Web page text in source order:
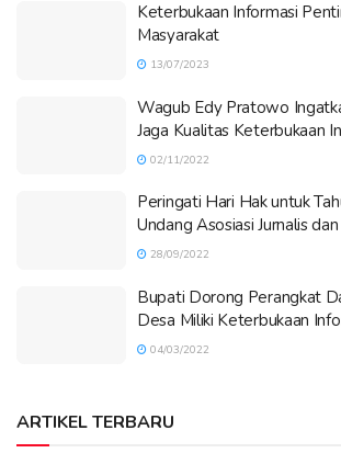
Keterbukaan Informasi
Masyarakat
13/07/2023
Wagub Edy Pratowo
Jaga Kualitas Keterbukaan
02/11/2022
Peringati Hari Hak untuk
Undang Asosiasi Jurnalis
28/09/2022
Bupati Dorong Perangkat
Desa Miliki Keterbukaan
04/03/2022
ARTIKEL TERBARU